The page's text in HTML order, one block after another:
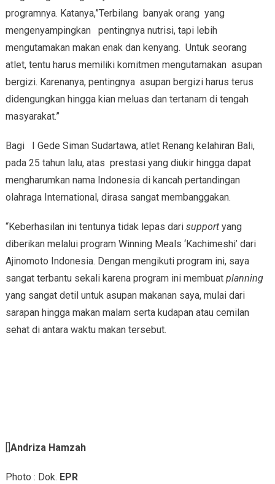
programnya. Katanya,”Terbilang banyak orang yang
mengenyampingkan pentingnya nutrisi, tapi lebih
mengutamakan makan enak dan kenyang. Untuk seorang
atlet, tentu harus memiliki komitmen mengutamakan asupan
bergizi. Karenanya, pentingnya asupan bergizi harus terus
didengungkan hingga kian meluas dan tertanam di tengah
masyarakat.”
Bagi I Gede Siman Sudartawa, atlet Renang kelahiran Bali,
pada 25 tahun lalu, atas prestasi yang diukir hingga dapat
mengharumkan nama Indonesia di kancah pertandingan
olahraga International, dirasa sangat membanggakan.
“Keberhasilan ini tentunya tidak lepas dari supportyang
diberikan melalui program Winning Meals ‘Kachimeshi’ dari
Ajinomoto Indonesia. Dengan mengikuti program ini, saya
sangat terbantu sekali karena program ini membuat planning
yang sangat detil untuk asupan makanan saya, mulai dari
sarapan hingga makan malam serta kudapan atau cemilan
sehat di antara waktu makan tersebut.
[]Andriza Hamzah
Photo : Dok. EPR